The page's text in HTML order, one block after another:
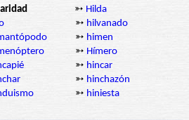
➳ Hilda
➳ hilvanado
➳ himen
➳ Hímero
➳ hincar
➳ hinchazón
➳ hiniesta